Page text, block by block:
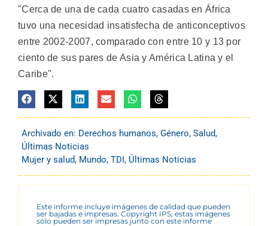
"Cerca de una de cada cuatro casadas en África
tuvo una necesidad insatisfecha de anticonceptivos
entre 2002-2007, comparado con entre 10 y 13 por
ciento de sus pares de Asia y América Latina y el
Caribe".
Archivado en: Derechos humanos, Género, Salud,
Últimas Noticias
Mujer y salud, Mundo, TDI, Últimas Noticias
Este informe incluye imágenes de calidad que pueden
ser bajadas e impresas. Copyright IPS, estas imágenes
sólo pueden ser impresas junto con este informe